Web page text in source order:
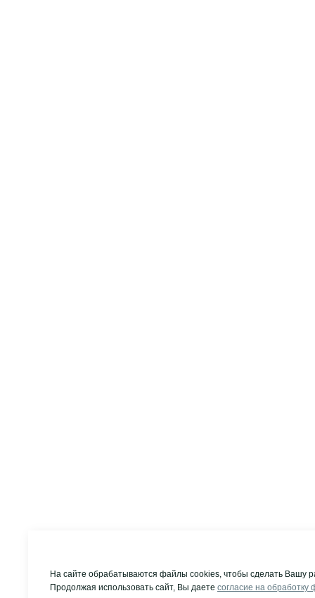
На сайте обрабатываются файлы cookies, чтобы сделать Вашу
Продолжая использовать сайт, Вы даете согласие на обработку